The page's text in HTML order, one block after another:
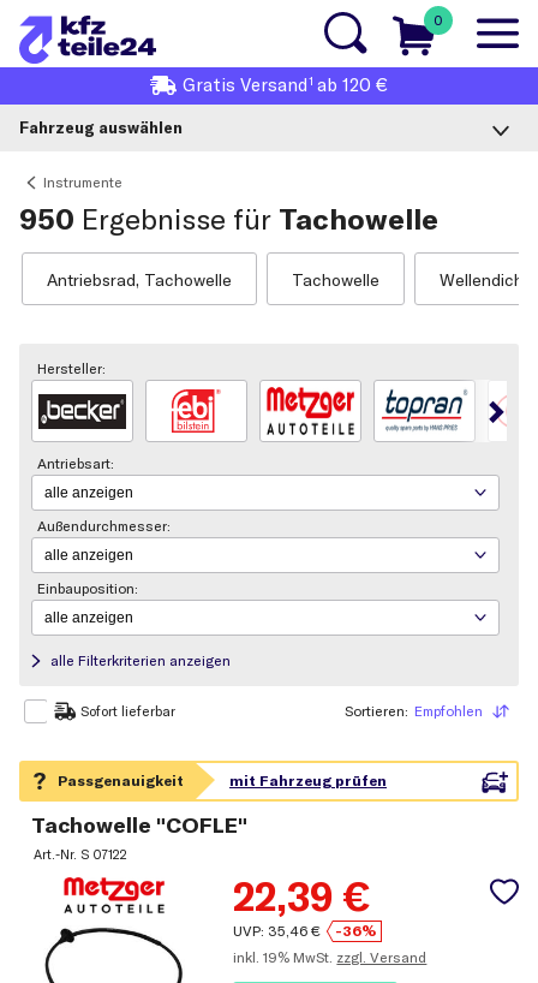
0
Gratis Versand1 ab 120 €
Fahrzeug auswählen
Instrumente
950 Ergebnisse für Tachowelle
Antriebsrad, Tachowelle Tachowelle
Hersteller:
Antriebsart:
Außendurchmesser:
Einbauposition:
alle Filterkriterien anzeigen
Sofort lieferbar Empfohlen
Sortieren
Tachowelle "COFLE"
Art.-Nr.S 07122
22,39 €
UVP: 35,46 €
-36%
inkl. 19% MwSt. zzgl. Versand